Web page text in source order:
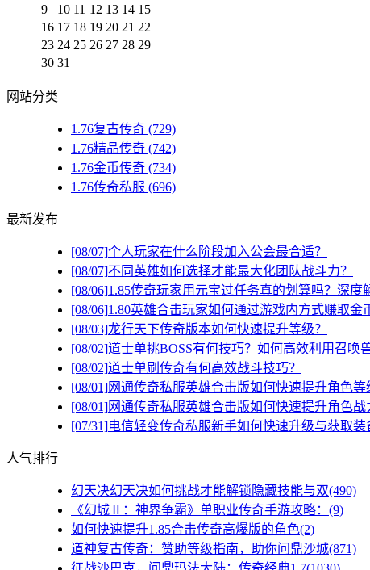
9
10 11 12 13 14 15
16 17 18 19 20 21 22
23 24 25 26 27 28 29
30 31
网站分类
1.76复古传奇 (729)
1.76精品传奇 (742)
1.76金币传奇 (734)
1.76传奇私服 (696)
最新发布
[08/07]个人玩家在什么阶段加入公会最合适？
[08/07]不同英雄如何选择才能最大化团队战斗力？
[08/06]1.85传奇玩家用元宝过任务真的划算吗？深度
[08/06]1.80英雄合击玩家如何通过游戏内方式赚取金
[08/03]龙行天下传奇版本如何快速提升等级？
[08/02]道士单挑BOSS有何技巧？如何高效利用召唤
[08/02]道士单刷传奇有何高效战斗技巧？
[08/01]网通传奇私服英雄合击版如何快速提升角色等
[08/01]网通传奇私服英雄合击版如何快速提升角色战
[07/31]电信轻变传奇私服新手如何快速升级与获取装
人气排行
幻天决幻天决如何挑战才能解锁隐藏技能与双(490)
《幻城Ⅱ：神界争霸》单职业传奇手游攻略：(9)
如何快速提升1.85合击传奇高爆版的角色(2)
道神复古传奇：赞助等级指南，助你问鼎沙城(871)